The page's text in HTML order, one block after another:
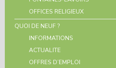
OFFICES RELIGIEUX
QUOI DE NEUF ?
INFORMATIONS
ACTUALITE
OFFRES D’EMPLOI